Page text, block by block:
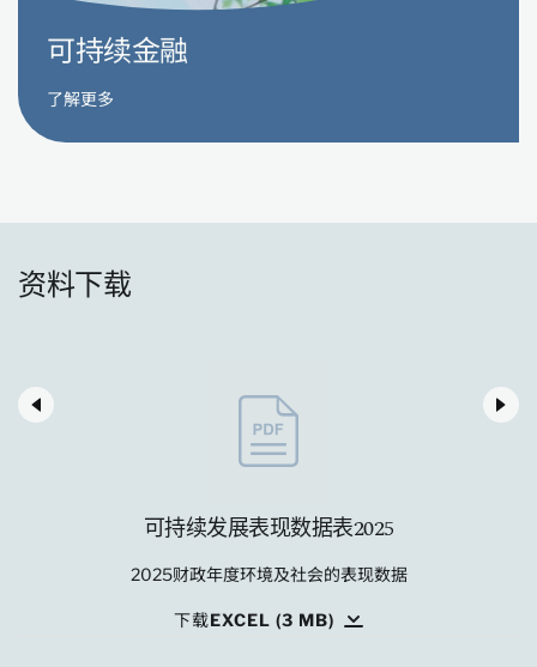
可持续金融
了解更多
资料下载
可持续发展表现数据表2025
2025财政年度环境及社会的表现数据
下载EXCEL (3 MB)